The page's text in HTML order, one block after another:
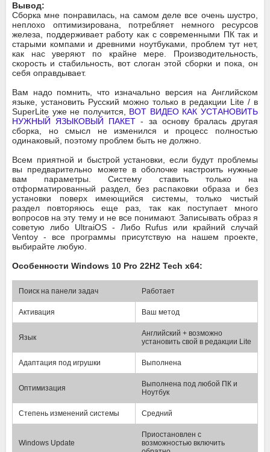
Вывод:
Сборка мне понравилась, на самом деле все очень шустро,
неплохо оптимизирована, потребляет немного ресурсов
железа, поддерживает работу как с современными ПК так и
старыми компами и древними ноутбуками, проблем тут нет,
как нас уверяют по крайне мере. Производительность,
скорость и стабильность, вот слоган этой сборки и пока, он
себя оправдывает.
Вам надо помнить, что изначально версия на Английском
языке, установить Русский можно только в редакции Lite / в
SuperLite уже не получится, ВОТ ВИДЕО КАК УСТАНОВИТЬ
НУЖНЫЙ ЯЗЫКОВЫЙ ПАКЕТ - за основу бралась другая
сборка, но смысл не изменился и процесс полностью
одинаковый, поэтому проблем быть не должно.
Всем приятной и быстрой установки, если будут проблемы
вы предварительно можете в оболочке настроить нужные
вам параметры. Систему ставить только на
отформатированный раздел, без распаковки образа и без
установки поверх имеющийся системы, только чистый
раздел повторяюсь еще раз, так как поступает много
вопросов на эту тему и не все понимают. Записывать образ я
советую либо UltraiOS - Либо Rufus или крайний случай
Ventoy - все программы присутствую на нашем проекте,
выбирайте любую.
Особенности Windows 10 Pro 22H2 Tech x64:
Поиск на панели задач Работает
Активация Ваш метод
Язык
Английский + возможно
установить свой в редакции Lite
Адаптация под игрушки Выполнена
Оптимизация
Выполнена под любой ПК и
Ноутбук
Степень изменений системы Средний
Windows Update
Приостановлен с
возможностью включить